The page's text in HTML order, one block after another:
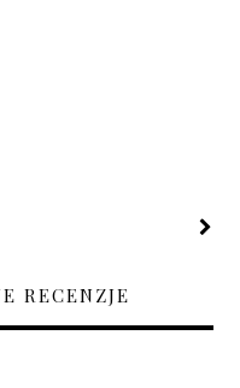
RECENZJE